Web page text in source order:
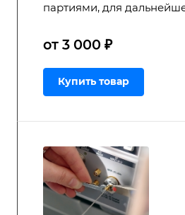
партиями, для
от 3 000 ₽
Купить товар